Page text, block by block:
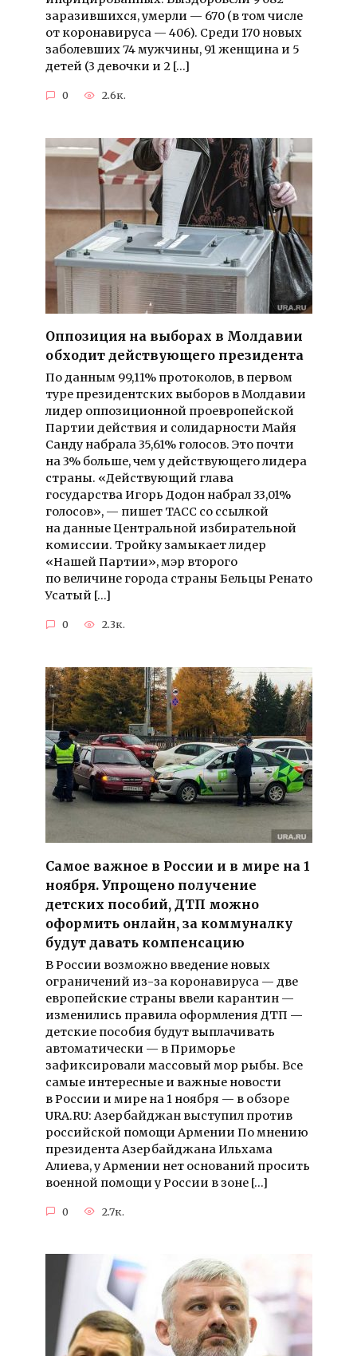
заразившихся, умерли — 670 (в том числе
от коронавируса — 406). Среди 170 новых
заболевших 74 мужчины, 91 женщина и 5
детей (3 девочки и 2 […]
0 2.6к.
Оппозиция на выборах в Молдавии
обходит действующего президента
По данным 99,11% протоколов, в первом
туре президентских выборов в Молдавии
лидер оппозиционной проевропейской
Партии действия и солидарности Майя
Санду набрала 35,61% голосов. Это почти
на 3% больше, чем у действующего лидера
страны. «Действующий глава
государства Игорь Додон набрал 33,01%
голосов», — пишет ТАСС со ссылкой
на данные Центральной избирательной
комиссии. Тройку замыкает лидер
«Нашей Партии», мэр второго
по величине города страны Бельцы Ренато
Усатый […]
0 2.3к.
Самое важное в России и в мире на 1
ноября. Упрощено получение
детских пособий, ДТП можно
оформить онлайн, за коммуналку
будут давать компенсацию
В России возможно введение новых
ограничений из-за коронавируса — две
европейские страны ввели карантин —
изменились правила оформления ДТП —
детские пособия будут выплачивать
автоматически — в Приморье
зафиксировали массовый мор рыбы. Все
самые интересные и важные новости
в России и мире на 1 ноября — в обзоре
URA.RU: Азербайджан выступил против
российской помощи Армении По мнению
президента Азербайджана Ильхама
Алиева, у Армении нет оснований просить
военной помощи у России в зоне […]
0 2.7к.